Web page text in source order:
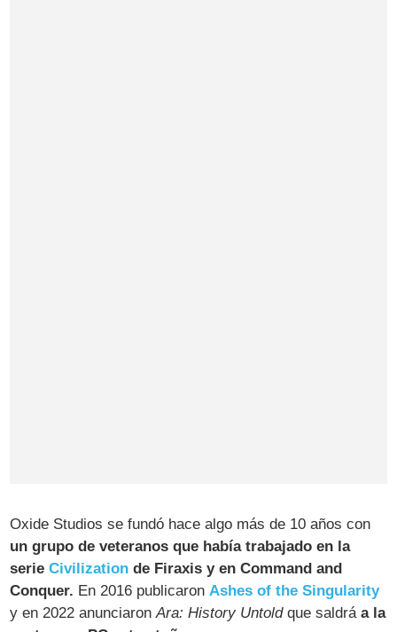
Oxide Studios se fundó hace algo más de 10 años con
un grupo de veteranos que había trabajado en la
serieCivilization de Firaxis y enCommand and
Conquer. En 2016 publicaronAshes of the Singularity
y en 2022 anunciaronAra: History Untoldque saldráa la